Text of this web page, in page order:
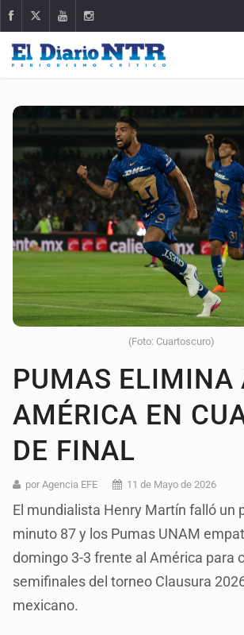
(Foto: Cuartoscuro)
PUMAS ELIMINA
AMÉRICA EN
DE FINAL
por Agencia EFE 11 de Mayo de 2026
El mundialista Henry Martín falló un
minuto 87 y los Pumas UNAM
domingo 3-3 frente al América para
semifinales del torneo Clausura
mexicano.